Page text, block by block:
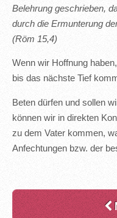
Belehrung geschrieben,
durch die Ermunterung
(Röm 15,4)
Wenn wir Hoffnung
bis das nächste Tief
Beten dürfen und sollen
können wir in direkten
zu dem Vater kommen,
Anfechtungen bzw. der